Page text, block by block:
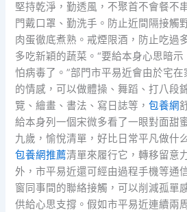
堅持乾淨，勤透風，不聚首不會餐不
門戴口罩、勤洗手。防止近間隔接觸
肉蛋徹底煮熟。戒煙限酒，防止吃過
多吃新穎的蔬菜。“要給本身心思暗
怕病毒了。”部門市平易近會由於宅在
的情感，可以做體操、舞蹈、打八段
覽、繪畫、書法、寫日誌等，包養網
給本身列一個宋微多看了一眼對面甜
九歲，愉悅清單，好比日常平凡做什
包養網推薦清單來履行它，轉移留意
外，市平易近還可經由過程手機等通
窗同事間的聯絡接觸，可以削減孤單
供給心思支撐。假如市平易近連續兩